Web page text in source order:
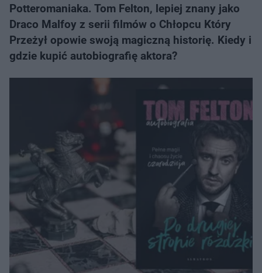
Potteromaniaka. Tom Felton, lepiej znany jako
Draco Malfoy z serii filmów o Chłopcu Który
Przeżył opowie swoją magiczną historię. Kiedy i
gdzie kupić autobiografię aktora?